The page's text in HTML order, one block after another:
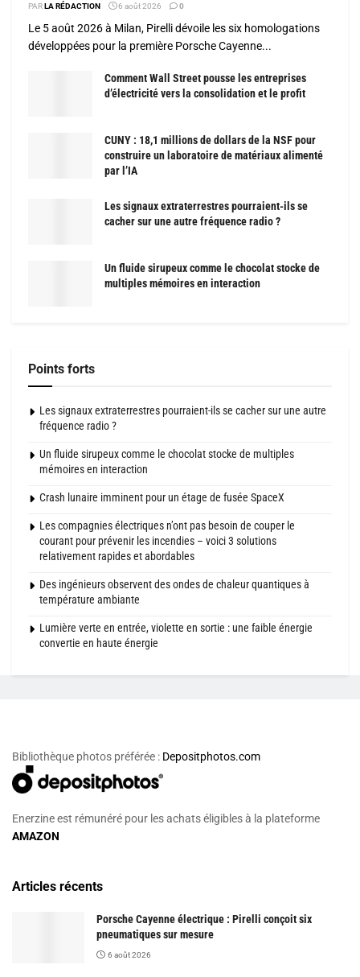
PARLA RÉDACTION 6 août 2026 0
Le 5 août 2026 à Milan, Pirelli dévoile les six homologations
développées pour la première Porsche Cayenne...
Comment Wall Street pousse les entreprises
d’électricité vers la consolidation et le profit
CUNY : 18,1 millions de dollars de la NSF pour
construire un laboratoire de matériaux alimenté
par l’IA
Les signaux extraterrestres pourraient-ils se
cacher sur une autre fréquence radio ?
Un fluide sirupeux comme le chocolat stocke de
multiples mémoires en interaction
Points forts
Les signaux extraterrestres pourraient-ils se cacher sur une autre
fréquence radio ?
Un fluide sirupeux comme le chocolat stocke de multiples
mémoires en interaction
Crash lunaire imminent pour un étage de fusée SpaceX
Les compagnies électriques n’ont pas besoin de couper le
courant pour prévenir les incendies – voici 3 solutions
relativement rapides et abordables
Des ingénieurs observent des ondes de chaleur quantiques à
température ambiante
Lumière verte en entrée, violette en sortie : une faible énergie
convertie en haute énergie
Bibliothèque photos préférée : Depositphotos.com
Enerzine est rémunéré pour les achats éligibles à la plateforme
AMAZON
Articles récents
Porsche Cayenne électrique : Pirelli conçoit six
pneumatiques sur mesure
6 août 2026